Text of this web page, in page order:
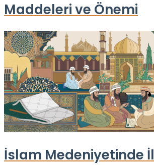
Maddeleri ve Önemi
İslam Medeniyetinde